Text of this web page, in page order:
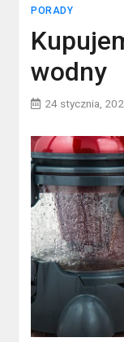
PORADY
wodny
24 stycznia,